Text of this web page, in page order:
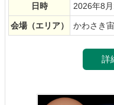
日時 2026年8
会場（エリア） かわさき
詳